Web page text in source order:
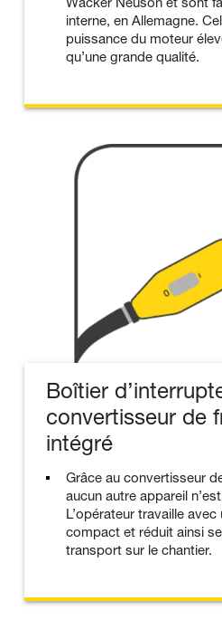
interne, en Allemagne.
puissance du moteur
qu’une grande qualité.
Boîtier
convertisseur de
intégré
Grâce au convertisseur
aucun autre appareil
L’opérateur travaille
compact et réduit ainsi
transport sur le chantier.